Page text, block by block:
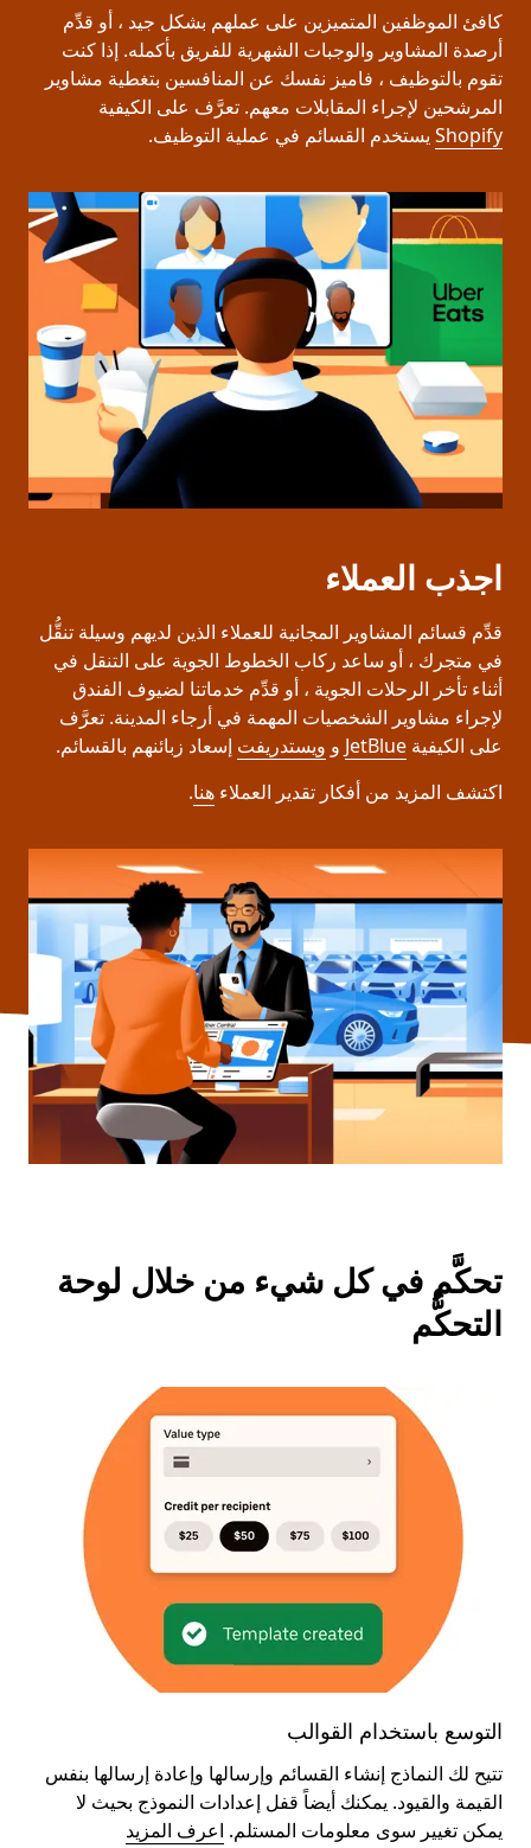
كافئ الموظفين المتميزين على عملهم بشكل جيد ، أو قدِّم
أرصدة المشاوير والوجبات الشهرية للفريق بأكمله. إذا كنت
تقوم بالتوظيف ، فاميز نفسك عن المنافسين بتغطية مشاوير
المرشحين لإجراء المقابلات معهم. تعرَّف على الكيفية
Shopify يستخدم القسائم في عملية التوظيف.
اجذب العملاء
قدِّم قسائم المشاوير المجانية للعملاء الذين لديهم وسيلة تنقُّل
في متجرك ، أو ساعد ركاب الخطوط الجوية على التنقل في
أثناء تأخر الرحلات الجوية ، أو قدِّم خدماتنا لضيوف الفندق
لإجراء مشاوير الشخصيات المهمة في أرجاء المدينة. تعرَّف
على الكيفية JetBlue و ويستدريفت إسعاد زبائنهم بالقسائم.
اكتشف المزيد من أفكار تقدير العملاء هنا.
تحكَّم في كل شيء من خلال لوحة
التحكُّم
التوسع باستخدام القوالب
تتيح لك النماذج إنشاء القسائم وإرسالها وإعادة إرسالها بنفس
القيمة والقيود. يمكنك أيضاً قفل إعدادات النموذج بحيث لا
يمكن تغيير سوى معلومات المستلم. اعرف المزيد